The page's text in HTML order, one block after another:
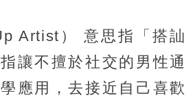
Artist） 意思指「搭訕
讓不擅於社交的男性通
應用，去接近自己喜歡